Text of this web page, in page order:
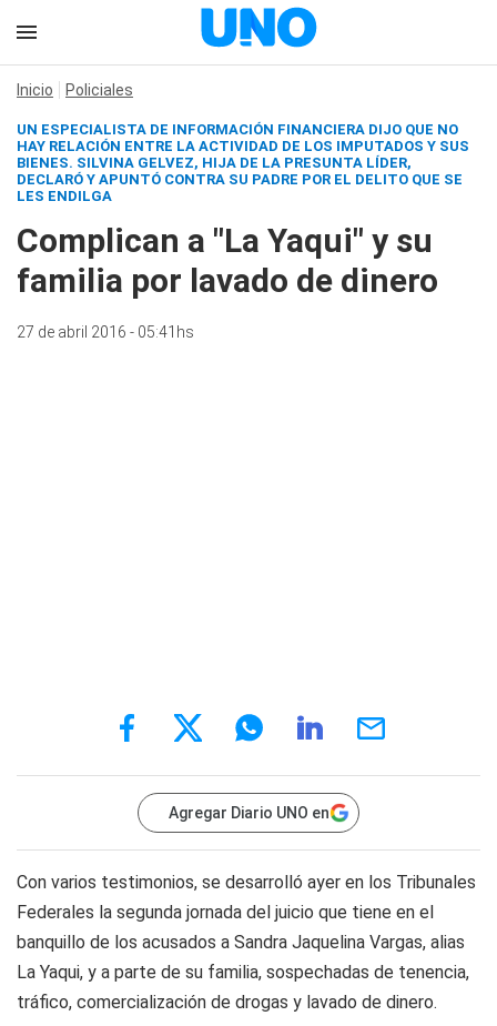
Inicio Policiales
UN ESPECIALISTA DE INFORMACIÓN FINANCIERA DIJO QUE NO
HAY RELACIÓN ENTRE LA ACTIVIDAD DE LOS IMPUTADOS Y SUS
BIENES. SILVINA GELVEZ, HIJA DE LA PRESUNTA LÍDER,
DECLARÓ Y APUNTÓ CONTRA SU PADRE POR EL DELITO QUE SE
LES ENDILGA
Complican a "La Yaqui" y su
familia por lavado de dinero
27 de abril 2016 - 05:41hs
Agregar Diario UNO en
Con varios testimonios, se desarrolló ayer en los Tribunales
Federales la segunda jornada del juicio que tiene en el
banquillo de los acusados a Sandra Jaquelina Vargas, alias
La Yaqui, y a parte de su familia, sospechadas de tenencia,
tráfico, comercialización de drogas y lavado de dinero.